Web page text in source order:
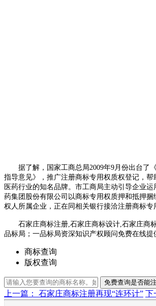
据了解，国家工商总局2009年9月份出台了《
指导意见》，推广注册商标专用权质权登记，
医药行业的知名品牌。市工商局主动引导企业
药集团股份有限公司以商标专用权质押和抵押
权人所属企业，正在同相关银行接洽注册商标专
石家庄商标注册,石家庄商标设计,石家庄商标
品标局；一品标局资深知识产权顾问免费在线提
商标查询
版权查询
免费查询是否能
上一篇： 石家庄商标注册再现“连环计”